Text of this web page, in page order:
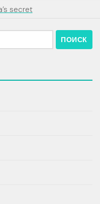
secret